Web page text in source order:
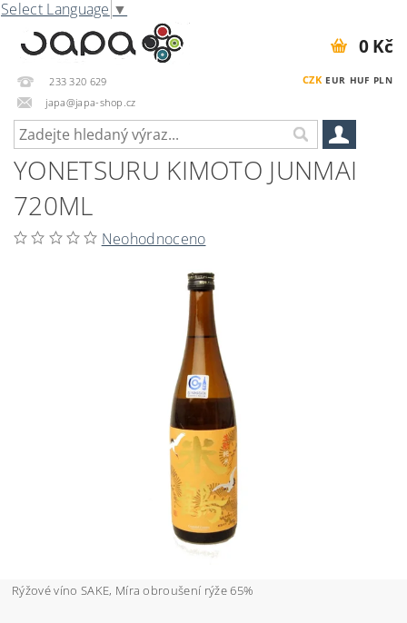
Select Language ▼
233 320 629
japa@japa-shop.cz
CZK EUR HUF PLN
0 Kč
YONETSURU KIMOTO JUNMAI
720ML
Neohodnoceno
Rýžové víno SAKE, Míra obroušení rýže 65%